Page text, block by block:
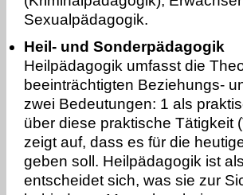
Sexualpädagogik.
Heil- und Sonderpädagogik
Heilpädagogik umfasst die
beeinträchtigten Beziehungs-
zwei Bedeutungen: 1 als
über diese praktische Tätigkeit
zeigt auf, dass es für die
geben soll. Heilpädagogik ist
entscheidet sich, was sie zur